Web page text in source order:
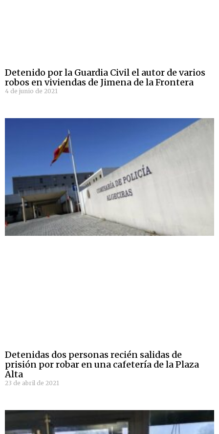
Detenido por la Guardia Civil el autor de varios
robos en viviendas de Jimena de la Frontera
4 de junio de 2021
Detenidas dos personas recién salidas de
prisión por robar en una cafetería de la Plaza
Alta
23 de abril de 2021